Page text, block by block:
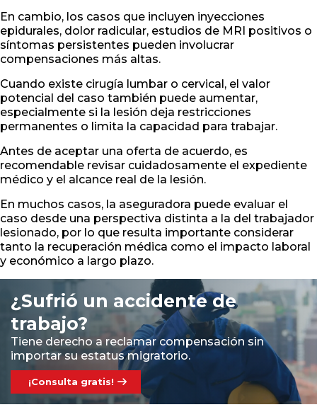
En cambio, los casos que incluyen inyecciones
epidurales, dolor radicular, estudios de MRI positivos o
síntomas persistentes pueden involucrar
compensaciones más altas.
Cuando existe cirugía lumbar o cervical, el valor
potencial del caso también puede aumentar,
especialmente si la lesión deja restricciones
permanentes o limita la capacidad para trabajar.
Antes de aceptar una oferta de acuerdo, es
recomendable revisar cuidadosamente el expediente
médico y el alcance real de la lesión.
En muchos casos, la aseguradora puede evaluar el
caso desde una perspectiva distinta a la del trabajador
lesionado, por lo que resulta importante considerar
tanto la recuperación médica como el impacto laboral
y económico a largo plazo.
¿Sufrió un accidente de
trabajo?
Tiene derecho a reclamar compensación sin
importar su estatus migratorio.
¡Consulta gratis!